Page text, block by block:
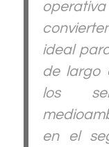
ideal
de largo
los
en el